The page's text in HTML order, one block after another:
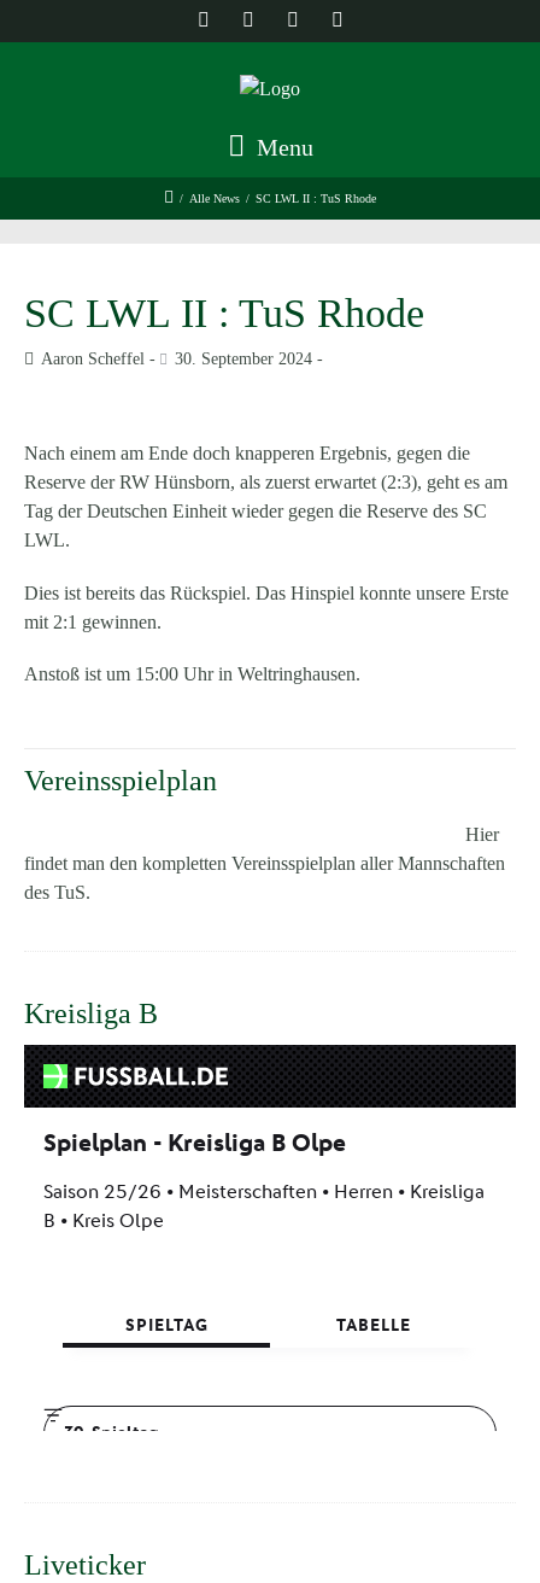
Menu
/ Alle News / SC LWL II : TuS Rhode
SC LWL II : TuS Rhode
Aaron Scheffel 30. September 2024
Nach einem am Ende doch knapperen Ergebnis, gegen die
Reserve der RW Hünsborn, als zuerst erwartet (2:3), geht es am
Tag der Deutschen Einheit wieder gegen die Reserve des SC
LWL.
Dies ist bereits das Rückspiel. Das Hinspiel konnte unsere Erste
mit 2:1 gewinnen.
Anstoß ist um 15:00 Uhr in Weltringhausen.
Vereinsspielplan
Hier
findet man den kompletten Vereinsspielplan aller Mannschaften
des TuS.
Kreisliga B
Liveticker